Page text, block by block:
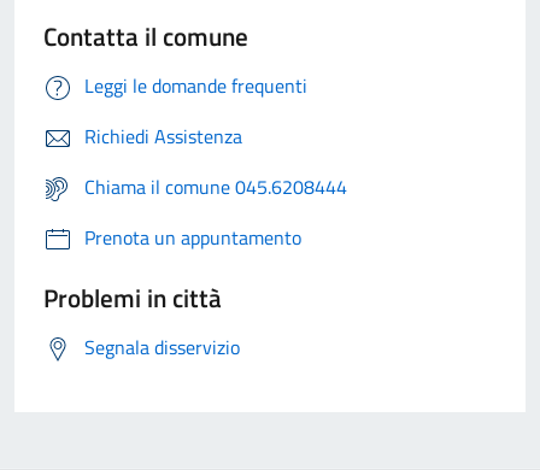
Contatta il comune
Leggi le domande frequenti
Richiedi Assistenza
Chiama il comune 045.6208444
Prenota un appuntamento
Problemi in città
Segnala disservizio